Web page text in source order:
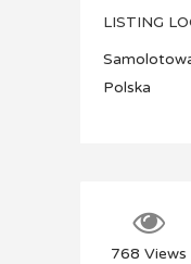
LISTING
Polska
768 Views